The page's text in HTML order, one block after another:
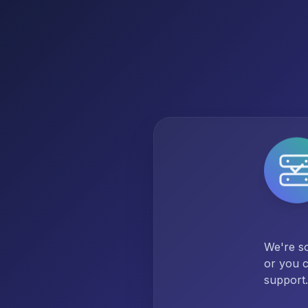
We're
or you
support.